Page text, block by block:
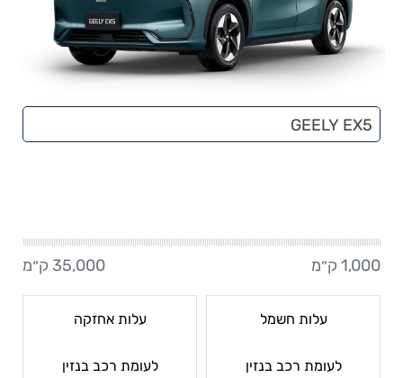
GEELY EX5
1,000 ק״מ 35,000 ק״מ
עלות חשמל
לעומת רכב בנזין
עלות אחזקה
לעומת רכב בנזין